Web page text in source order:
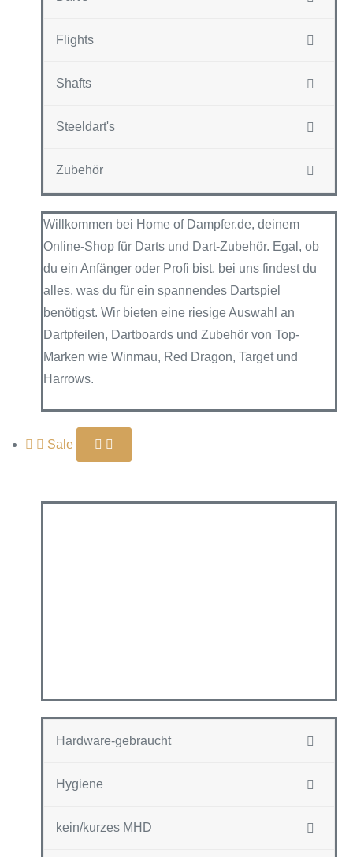
Flights
Shafts
Steeldart's
Zubehör
Willkommen bei Home of Dampfer.de, deinem
Online-Shop für Darts und Dart-Zubehör. Egal, ob
du ein Anfänger oder Profi bist, bei uns findest du
alles, was du für ein spannendes Dartspiel
benötigst. Wir bieten eine riesige Auswahl an
Dartpfeilen, Dartboards und Zubehör von Top-
Marken wie Winmau, Red Dragon, Target und
Harrows.
Sale
Hardware-gebraucht
Hygiene
kein/kurzes MHD